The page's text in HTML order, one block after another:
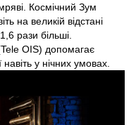
Космічний Зум
на великій відстані
рази більші.
OIS) допомагає
навіть у нічних умовах.